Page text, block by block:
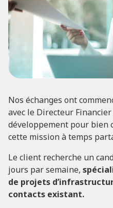
Nos échanges ont
avec le Directeur
développement pour
cette mission à temps
Le client recherche un
jours par semaine,
de projets
contacts existant.